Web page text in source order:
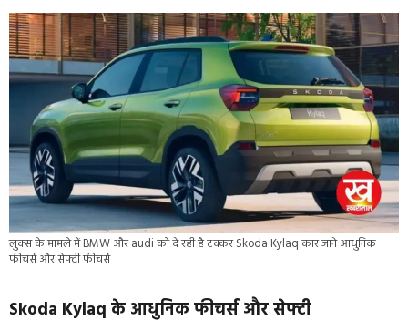
लुक्स के मामले में BMW और audi को दे रही है टक्कर Skoda Kylaq कार जाने आधुनिक
फीचर्स और सेफ्टी फीचर्स
Skoda Kylaq के आधुनिक फीचर्स और सेफ्टी